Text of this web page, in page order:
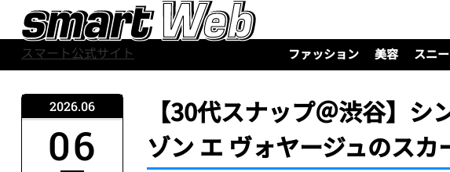
スマート公式サイト
ファッション
美容 スニ
【30代スナップ＠渋谷】
ゾン エ ヴォヤージュのスカ
2026.06
06